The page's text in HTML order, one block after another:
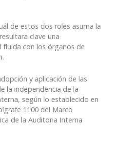
de estos dos roles asuma la
clave una
fluida con los órganos de
y aplicación de las
la independencia de la
según lo establecido en
1100 del Marco
de la Auditoria Interna